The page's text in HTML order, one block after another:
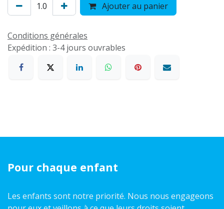
Ajouter au panier
Conditions générales
Expédition : 3-4 jours ouvrables
Pour chaque enfant
Les enfants sont notre priorité. Nous nous engageons